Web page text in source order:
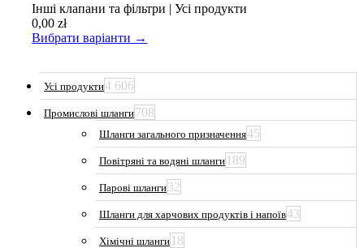
можна
на
товару
Інші клапани та фільтри | Усі продукти
0,00zł
Вибрати варіанти →
Усі продукти4 606
Промислові шланги708
Шланги загального призначення45
Повітряні та водяні шланги 189
Парові шланги32
Шланги для харчових продуктів і напоїв43
Хімічні шланги 18